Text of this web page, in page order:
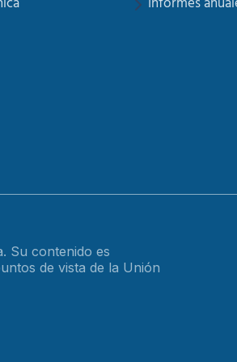
Su contenido es
de vista de la Unión